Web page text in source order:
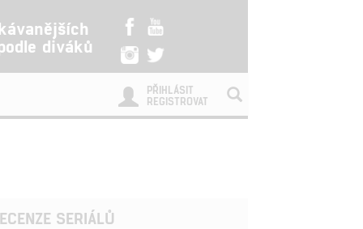
diváků
PŘIHLÁSIT
REGISTROVAT
SERIÁLŮ